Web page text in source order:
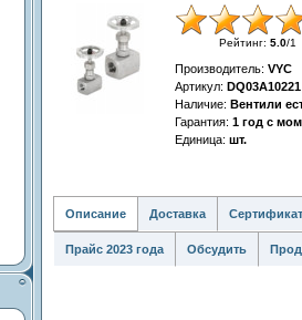
Рейтинг: 5.0/1
Производитель: VYC
Артикул: DQ03A10221
Наличие: Вентили
Гарантия: 1 год с
Единица: шт.
Описание Доставка Сертификат
Прайс 2023 года Обсудить